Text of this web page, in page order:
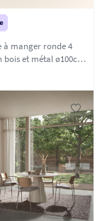
à manger ronde 4
bois et métal ø100cm